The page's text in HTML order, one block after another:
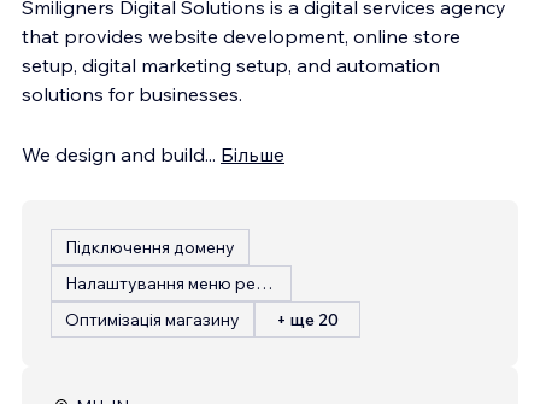
Smiligners Digital Solutions is a digital services agency
that provides website development, online store
setup, digital marketing setup, and automation
solutions for businesses.
We design and build... Більше
Підключення домену
Налаштування меню ресторану
Оптимізація магазину
+ ще 20